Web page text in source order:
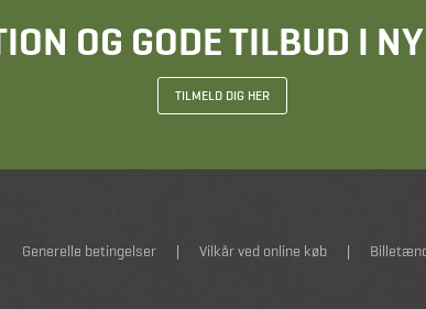
OG GODE TILBUD I
TILMELD DIG HER
Generelle betingelser | Vilkår ved online køb |